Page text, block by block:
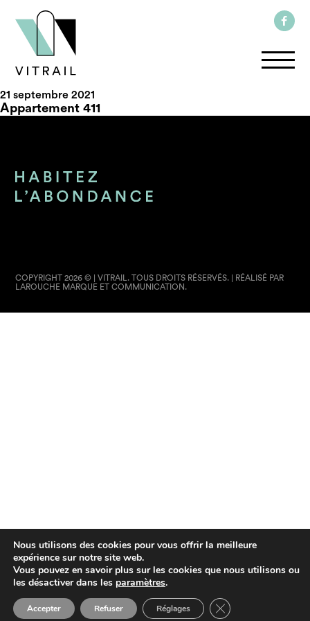
21 septembre 2021
Appartement 411
COPYRIGHT 2026 © | VITRAIL. TOUS DROITS RÉSERVÉS. | RÉALISÉ PAR
LAROUCHE MARQUE ET COMMUNICATION.
Nous utilisons des cookies pour vous offrir la meilleure
expérience sur notre site web.
Vous pouvez en savoir plus sur les cookies que nous utilisons ou
les désactiver dans les paramètres.
Accepter Refuser Réglages Close GDPR Cookie